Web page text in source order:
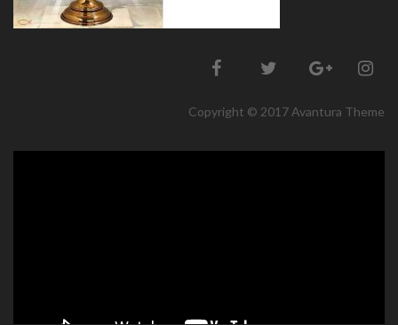
Copyright © 2017 Avantura Theme